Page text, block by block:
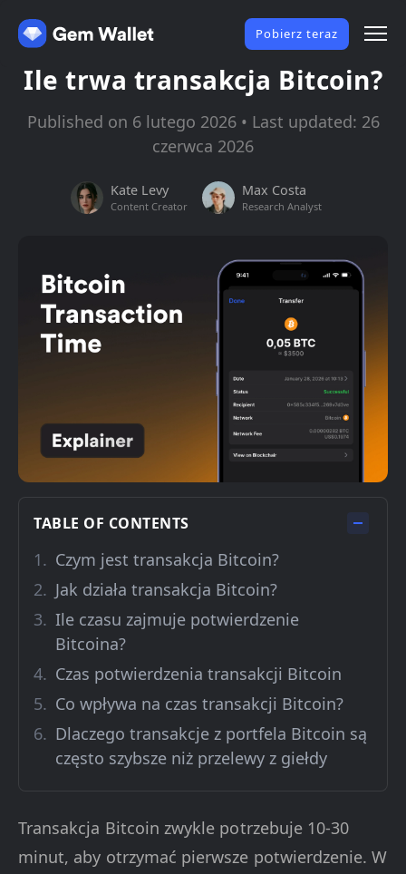
Pobierz teraz
Ile trwa transakcja Bitcoin?
Published on 6 lutego 2026 • Last updated: 26
czerwca 2026
Kate Levy
Content Creator
Max Costa
Research Analyst
TABLE OF CONTENTS
Czym jest transakcja Bitcoin?
Jak działa transakcja Bitcoin?
Ile czasu zajmuje potwierdzenie
Bitcoina?
Czas potwierdzenia transakcji Bitcoin
Co wpływa na czas transakcji Bitcoin?
Dlaczego transakcje z portfela Bitcoin są
często szybsze niż przelewy z giełdy
Transakcja Bitcoin zwykle potrzebuje 10-30
minut, aby otrzymać pierwsze potwierdzenie. W